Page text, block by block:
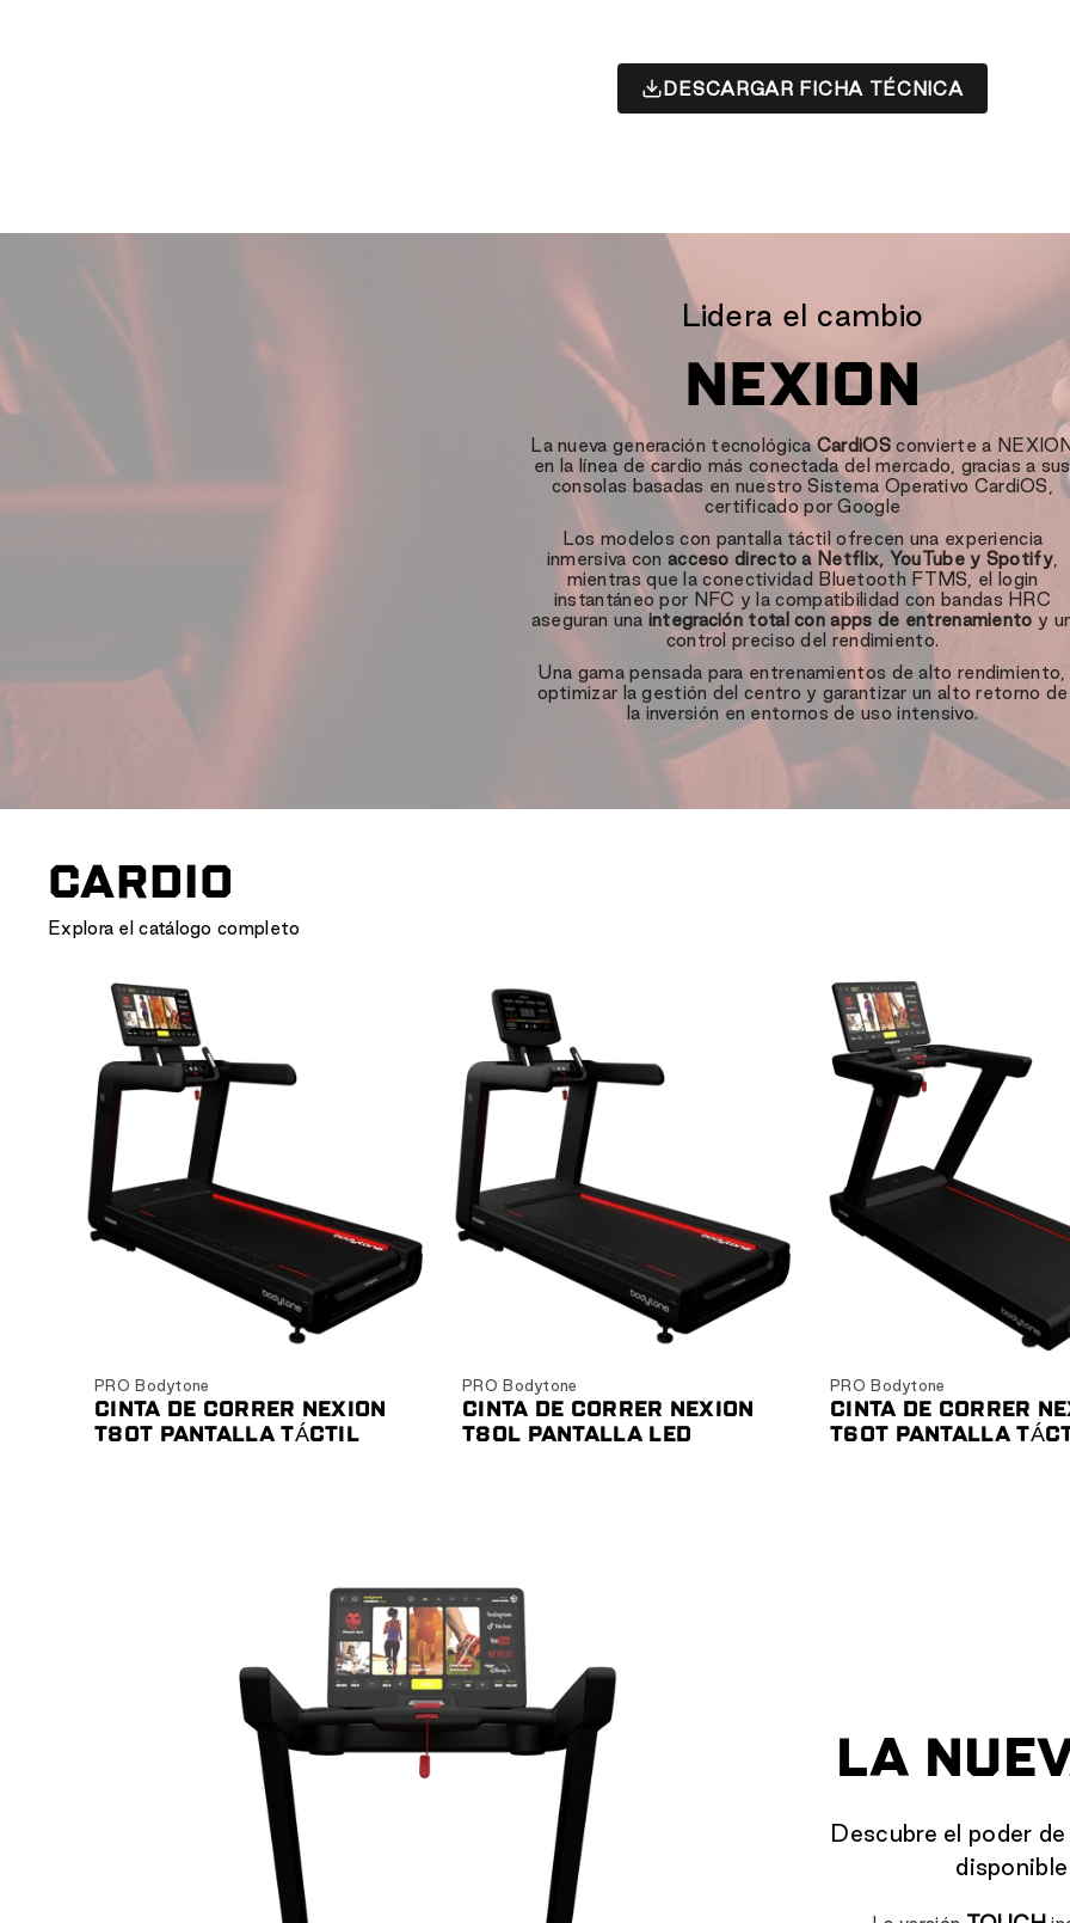
DESCARGAR FICHA TÉCNICA
Lidera el cambio
NEXION
La nueva generación tecnológicaCardiOS convierte a
en la línea de cardio más conectada del mercado, gracias a sus
consolas basadas en nuestro Sistema Operativo CardiOS,
certificado por Google
Los modelos con pantalla táctil ofrecen una experiencia
inmersiva con acceso directo a Netflix, YouTube y Spotify,
mientras que la conectividad Bluetooth FTMS, el login
instantáneo por NFC y la compatibilidad con bandas HRC
aseguran una integración total con apps de entrenamiento y
control preciso del rendimiento.
Una gama pensada para entrenamientos de alto rendimiento,
optimizar la gestión del centro y garantizar un alto retorno de
la inversión en entornos de uso intensivo.
Explora el catálogo completo
CARDIO
Ver producto
PRO Bodytone
CINTA DE CORRER NEXION
T80T PANTALLA TÁCTIL
Ver producto
PRO Bodytone
CINTA DE CORRER NEXION
T80L PANTALLA LED
Ver producto
PRO Bodytone
CINTA DE CORRER
T60T PANTALLA
LA
Descubre el poder